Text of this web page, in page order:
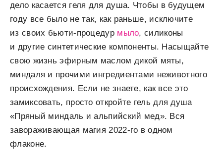
дело касается геля для душа. Чтобы в будущем
году все было не так, как раньше, исключите
из своих бьюти-процедур мыло, силиконы
и другие синтетические компоненты. Насыщайте
свою жизнь эфирным маслом дикой мяты,
миндаля и прочими ингредиентами неживотного
происхождения. Если не знаете, как все это
замиксовать, просто откройте гель для душа
«Пряный миндаль и альпийский мед». Вся
завораживающая магия 2022-го в одном
флаконе.